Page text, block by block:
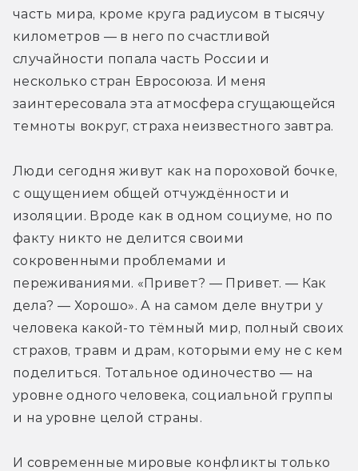
часть мира, кроме круга радиусом в тысячу
километров — в него по счастливой
случайности попала часть России и
несколько стран Евросоюза. И меня
заинтересовала эта атмосфера сгущающейся
темноты вокруг, страха неизвестного завтра.
Люди сегодня живут как на пороховой бочке,
с ощущением общей отчуждённости и
изоляции. Вроде как в одном социуме, но по
факту никто не делится своими
сокровенными проблемами и
переживаниями. «Привет? — Привет. — Как
дела? — Хорошо». А на самом деле внутри у
человека какой-то тёмный мир, полный своих
страхов, травм и драм, которыми ему не с кем
поделиться. Тотальное одиночество — на
уровне одного человека, социальной группы
и на уровне целой страны.
И современные мировые конфликты только